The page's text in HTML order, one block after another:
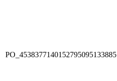
PO_4538377140152795095133885